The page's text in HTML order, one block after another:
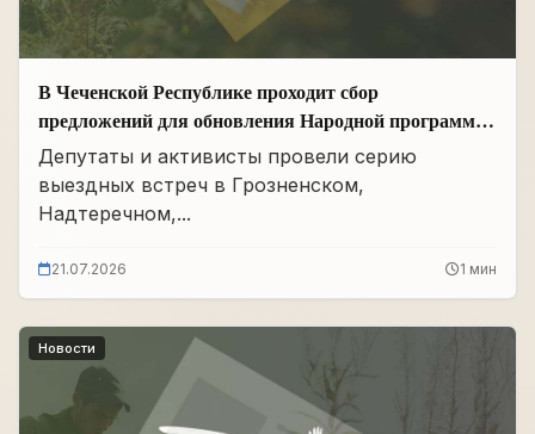
В Чеченской Республике проходит сбор
предложений для обновления Народной программы
в сфере АПК
Депутаты и активисты провели серию
выездных встреч в Грозненском,
Надтеречном,...
21.07.2026 1 мин
Новости